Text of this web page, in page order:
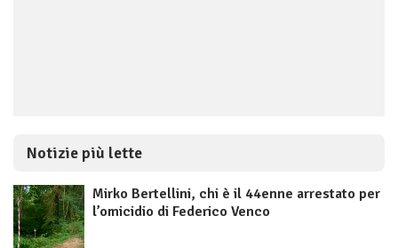
Notizie più lette
Mirko Bertellini, chi è il 44enne arrestato per
l’omicidio di Federico Venco